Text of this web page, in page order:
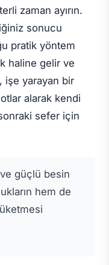
zaman ayırın.
sonucu
pratik yöntem
haline gelir ve
işe yarayan bir
alarak kendi
sefer için
güçlü besin
hem de